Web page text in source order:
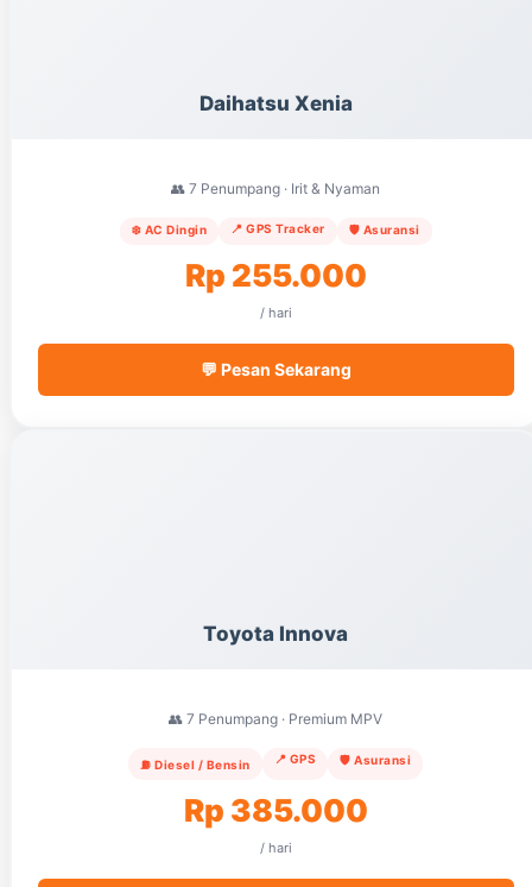
Daihatsu Xenia
👥 7 Penumpang · Irit & Nyaman
❄️ AC Dingin 📍 GPS Tracker 🛡️ Asuransi
Rp 255.000
/ hari
💬 Pesan Sekarang
Toyota Innova
👥 7 Penumpang · Premium MPV
⛽ Diesel / Bensin 📍 GPS 🛡️ Asuransi
Rp 385.000
/ hari